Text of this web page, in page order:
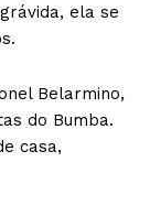
ela se
Belarmino,
do Bumba.
casa,